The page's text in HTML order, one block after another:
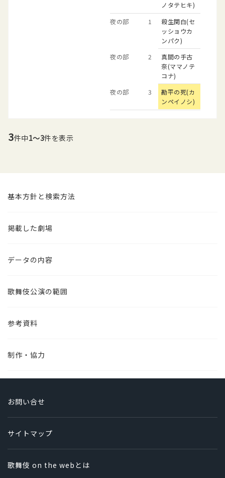
ノタテヒキ)
夜の部
1
殺生関白(セ
ッショウカ
ンパク)
夜の部
2
真間の手古
奈(ママノテ
コナ)
夜の部
3
勘平の死(カ
ンペイノシ)
3件中1～3件を表示
基本方針と検索方法
掲載した劇場
データの内容
歌舞伎公演の範囲
参考資料
制作・協力
お問い合せ
サイトマップ
歌舞伎 on the webとは